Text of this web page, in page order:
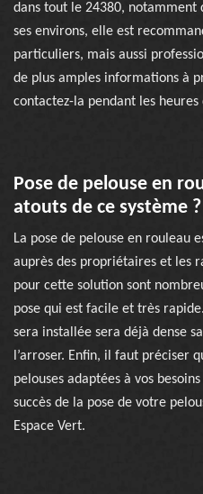
dans tout le 24380, notamment
ses environs, elle est
particuliers, mais aussi
de plus amples informations à
contactez-la pendant les heures
Pose de pelouse en
atouts de ce système ?
La pose de pelouse en rouleau
auprès des propriétaires et les
pour cette solution sont
pose qui est facile et très
sera installée sera déjà dense
l’arroser. Enfin, il faut préciser
pelouses adaptées à vos
succès de la pose de votre
Espace Vert.